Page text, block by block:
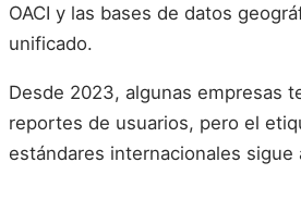
OACI y las bases de datos
unificado.
Desde 2023, algunas empresas
reportes de usuarios, pero el
estándares internacionales sigue